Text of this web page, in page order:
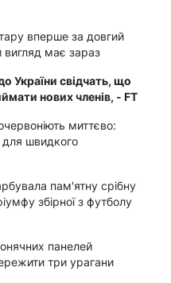
вперше за довгий
вигляд має зараз
України свідчать, що
нових членів, - FT
миттєво:
для швидкого
пам'ятну срібну
збірної з футболу
панелей
три урагани